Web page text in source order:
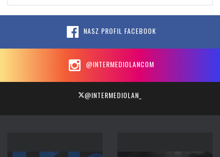
NASZ PROFIL FACEBOOK
@INTERMEDIOLANCOM
@INTERMEDIOLAN_